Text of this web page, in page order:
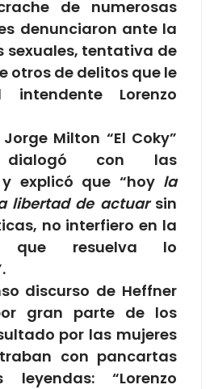
de numerosas
denunciaron ante la
sexuales, tentativa de
otros de delitos que le
Lorenzo
Milton “El Coky”
dialogó con las
explicó que “hoy la
libertad de actuarsin
no interfiero en la
que resuelva lo
discurso de Heffner
gran parte de los
por las mujeres
con pancartas
“Lorenzo